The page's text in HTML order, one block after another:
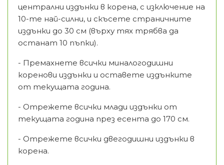
централни издънки в корена, с изключение на
10-те най-силни, и скъсете страничните
издънки до 30 см (върху тях трябва да
останат 10 пъпки).
- Премахнете всички миналогодишни
коренови издънки и оставете издънките
от текущата година.
- Отрежете всички млади издънки от
текущата година през есента до 170 см.
- Отрежете всички двегодишни издънки в
корена.